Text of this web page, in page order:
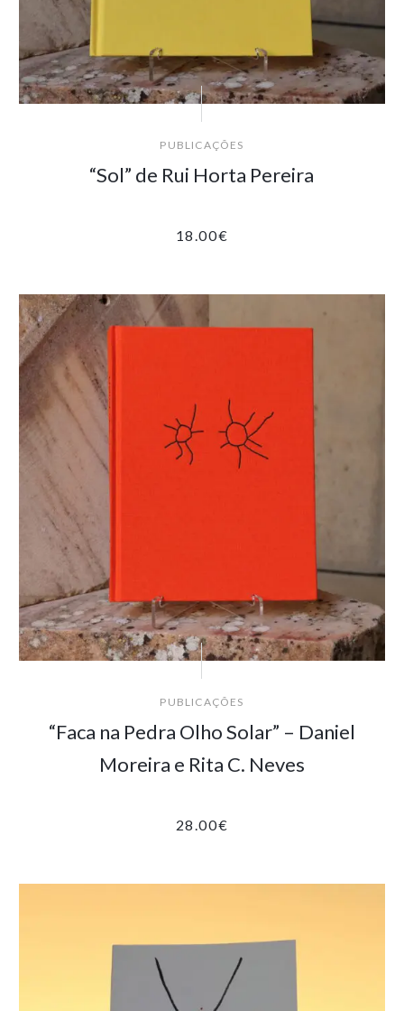
PUBLICAÇÕES
“Sol” de Rui Horta Pereira
18.00€
PUBLICAÇÕES
“Faca na Pedra Olho Solar” – Daniel
Moreira e Rita C. Neves
28.00€